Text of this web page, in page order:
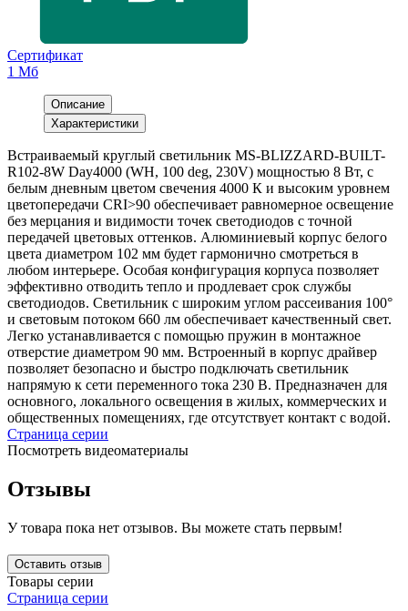
Сертификат
1 Мб
Описание
Характеристики
Встраиваемый круглый светильник MS-BLIZZARD-BUILT-
R102-8W Day4000 (WH, 100 deg, 230V) мощностью 8 Вт, с
белым дневным цветом свечения 4000 К и высоким уровнем
цветопередачи CRI>90 обеспечивает равномерное освещение
без мерцания и видимости точек светодиодов с точной
передачей цветовых оттенков. Алюминиевый корпус белого
цвета диаметром 102 мм будет гармонично смотреться в
любом интерьере. Особая конфигурация корпуса позволяет
эффективно отводить тепло и продлевает срок службы
светодиодов. Светильник с широким углом рассеивания 100°
и световым потоком 660 лм обеспечивает качественный свет.
Легко устанавливается с помощью пружин в монтажное
отверстие диаметром 90 мм. Встроенный в корпус драйвер
позволяет безопасно и быстро подключать светильник
напрямую к сети переменного тока 230 В. Предназначен для
основного, локального освещения в жилых, коммерческих и
общественных помещениях, где отсутствует контакт с водой.
Страница серии
Посмотреть видеоматериалы
Отзывы
У товара пока нет отзывов. Вы можете стать первым!
Оставить отзыв
Товары серии
Страница серии